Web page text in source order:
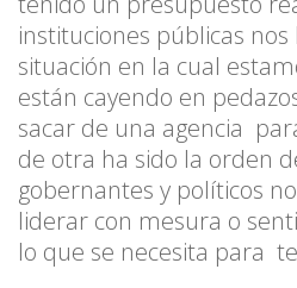
instituciones públicas
situación en la cual
están cayendo en
sacar de una agencia
de otra ha sido la orden
gobernantes y políticos
liderar con mesura o
lo que se necesita para